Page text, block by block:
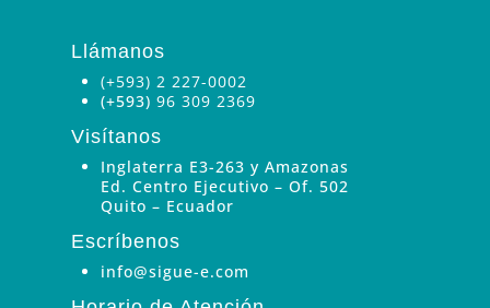
Llámanos
(+593) 2 227-0002
(+593) 96 309 2369
Visítanos
Inglaterra E3-263 y Amazonas
Ed. Centro Ejecutivo – Of. 502
Quito – Ecuador
Escríbenos
info@sigue-e.com